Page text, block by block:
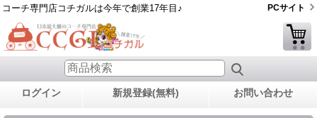
コーチ専門店コチガルは今年で創業17年目♪ PCサイト
ログイン 新規登録(無料) お問い合わせ